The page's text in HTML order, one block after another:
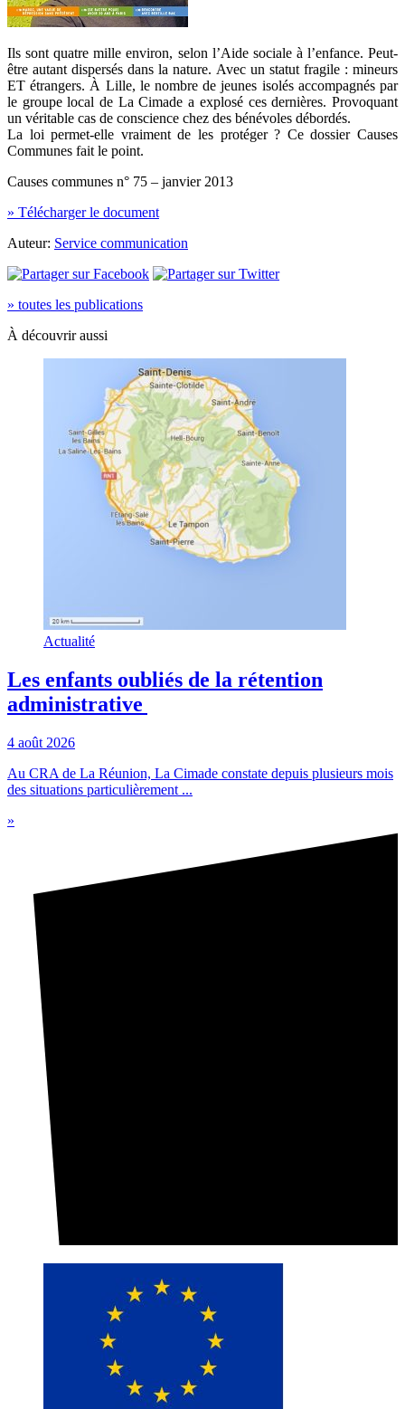
Ils sont quatre mille environ, selon l’Aide sociale à l’enfance. Peut-
être autant dispersés dans la nature. Avec un statut fragile : mineurs
ET étrangers. À Lille, le nombre de jeunes isolés accompagnés par
le groupe local de La Cimade a explosé ces dernières. Provoquant
un véritable cas de conscience chez des bénévoles débordés.
La loi permet-elle vraiment de les protéger ? Ce dossier Causes
Communes fait le point.
Causes communes n° 75 – janvier 2013
» Télécharger le document
Auteur: Service communication
» toutes les publications
À découvrir aussi
Actualité
Les enfants oubliés de la rétention
administrative
4 août 2026
Au CRA de La Réunion, La Cimade constate depuis plusieurs mois
des situations particulièrement ...
»